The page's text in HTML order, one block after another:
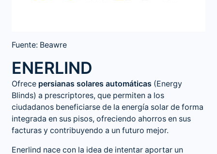
Fuente: Beawre
ENERLIND
Ofrece persianas solares automáticas (Energy
Blinds) a prescriptores, que permiten a los
ciudadanos beneficiarse de la energía solar de forma
integrada en sus pisos, ofreciendo ahorros en sus
facturas y contribuyendo a un futuro mejor.
Enerlind nace con la idea de intentar aportar un